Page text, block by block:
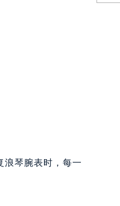
浪琴腕表时，每一